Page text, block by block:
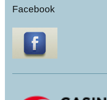
Facebook